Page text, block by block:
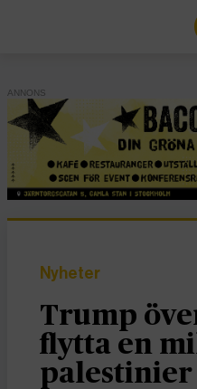
ANNONS
Nyheter
Trump
flytta en